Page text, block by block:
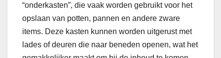
“onderkasten”, die vaak worden gebruikt voor het
opslaan van potten, pannen en andere zware
items. Deze kasten kunnen worden uitgerust met
lades of deuren die naar beneden openen, wat het